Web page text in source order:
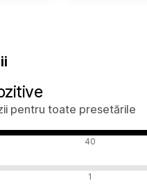
pentru toate presetările
40
1